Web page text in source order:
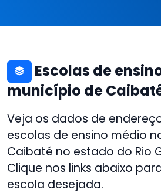
Escolas de
município de
Veja os dados de
escolas de ensino médio
Caibaté no estado do Rio
Clique nos links abaixo
escola desejada.